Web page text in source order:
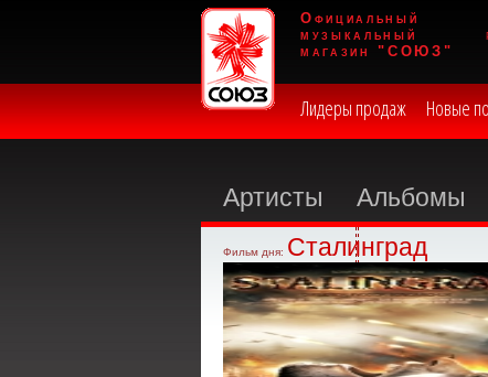
Официальный
музыкальный
магазин "СОЮЗ"
Лидеры продаж Новые
Артисты Альбомы
Фильм дня: Сталинград